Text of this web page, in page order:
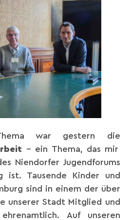
war gestern die
– ein Thema, das mir
Niendorfer Jugendforums
ist. Tausende Kinder und
sind in einem der über
unserer Stadt Mitglied und
Auf unseren